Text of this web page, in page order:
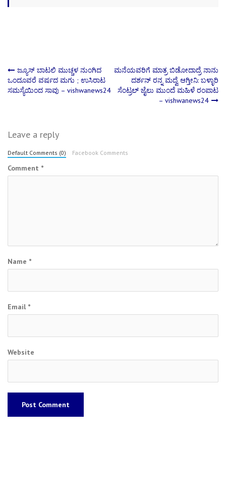
Post
navigation
ಜ್ಯೂಸ್​ ಬಾಟಲಿ ಮುಚ್ಚಳ ನುಂಗಿದ
ಒಂದೂವರೆ ವರ್ಷದ ಮಗು ; ಉಸಿರಾಟ
ಸಮಸ್ಯೆಯಿಂದ ಸಾವು – vishwanews24
ಮನೆಯವರಿಗೆ ಮಾತ್ರ ಬಿಡೋದಾದ್ರೆ ನಾನು
ದರ್ಶನ್‌ ರನ್ನ ಮದ್ವೆ ಆಗ್ತೀನಿ: ಬಳ್ಳಾರಿ
ಸೆಂಟ್ರಲ್ ಜೈಲು ಮುಂದೆ ಮಹಿಳೆ ರಂಪಾಟ
– vishwanews24
Leave a reply
Default Comments (0) Facebook Comments
Comment *
Name *
Email *
Website